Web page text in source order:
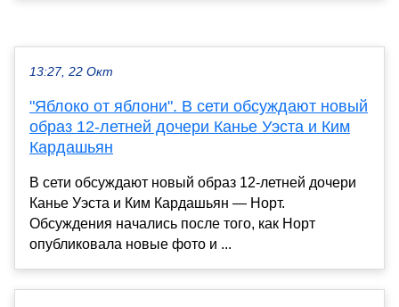
13:27, 22 Окт
"Яблоко от яблони". В сети обсуждают новый
образ 12-летней дочери Канье Уэста и Ким
Кардашьян
В сети обсуждают новый образ 12-летней дочери
Канье Уэста и Ким Кардашьян — Норт.
Обсуждения начались после того, как Норт
опубликовала новые фото и ...